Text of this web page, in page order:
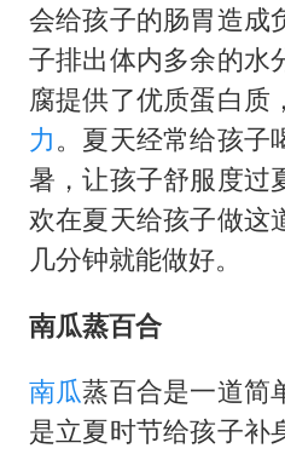
会给孩子的肠胃造成
子排出体内多余的水
腐提供了优质蛋白质
力。夏天经常给孩子
暑，让孩子舒服度过
欢在夏天给孩子做这
几分钟就能做好。
南瓜蒸百合
南瓜蒸百合是一道简
是立夏时节给孩子补